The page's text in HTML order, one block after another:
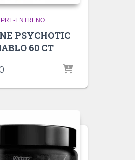
PRE-ENTRENO
PSYCHOTIC
60 CT